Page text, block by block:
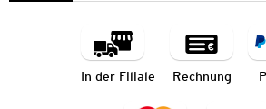
In der Filiale Rechnung